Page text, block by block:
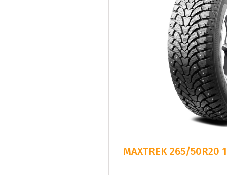
MAXTREK 265/50R20